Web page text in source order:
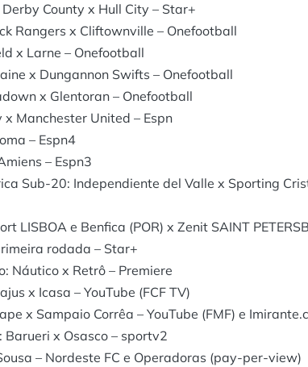
County x Hull City – Star+
Rangers x Cliftownville – Onefootball
x Larne – Onefootball
x Dungannon Swifts – Onefootball
x Glentoran – Onefootball
Manchester United – Espn
– Espn4
– Espn3
Sub-20: Independiente del Valle x Sporting
LISBOA e Benfica (POR) x Zenit SAINT
rodada – Star+
Náutico x Retrô – Premiere
x Icasa – YouTube (FCF TV)
x Sampaio Corrêa – YouTube (FMF) e
Barueri x Osasco – sportv2
– Nordeste FC e Operadoras (pay-per-view)